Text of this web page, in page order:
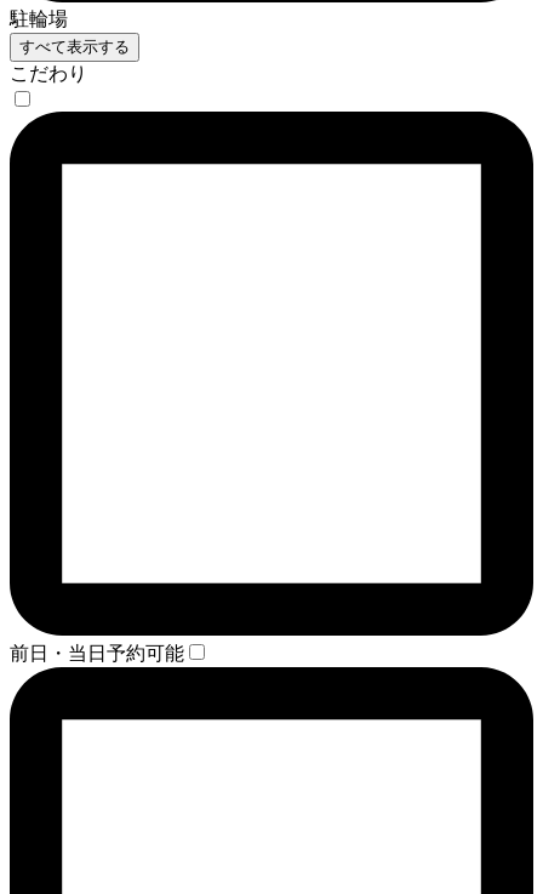
駐輪場
すべて表示する
こだわり
前日・当日予約可能